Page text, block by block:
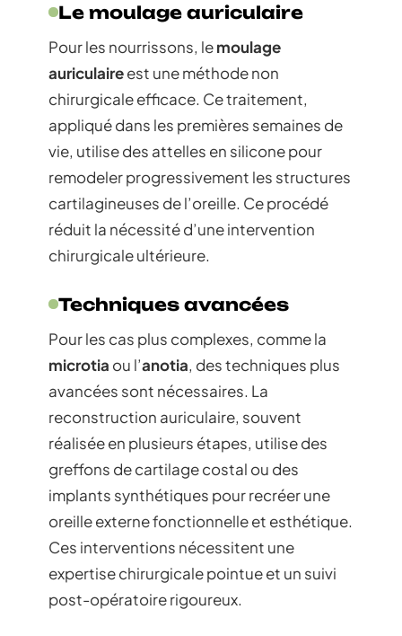
Le moulage auriculaire
Pour les nourrissons, lemoulage
auriculaireest une méthode non
chirurgicale efficace. Ce traitement,
appliqué dans les premières semaines de
vie, utilise des attelles en silicone pour
remodeler progressivement les structures
cartilagineuses de l’oreille. Ce procédé
réduit la nécessité d’une intervention
chirurgicale ultérieure.
Techniques avancées
Pour les cas plus complexes, comme la
microtia ou l’anotia, des techniques plus
avancées sont nécessaires. La
reconstruction auriculaire, souvent
réalisée en plusieurs étapes, utilise des
greffons de cartilage costal ou des
implants synthétiques pour recréer une
oreille externe fonctionnelle et esthétique.
Ces interventions nécessitent une
expertise chirurgicale pointue et un suivi
post-opératoire rigoureux.